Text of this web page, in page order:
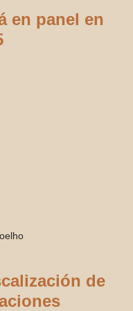
en panel en
de